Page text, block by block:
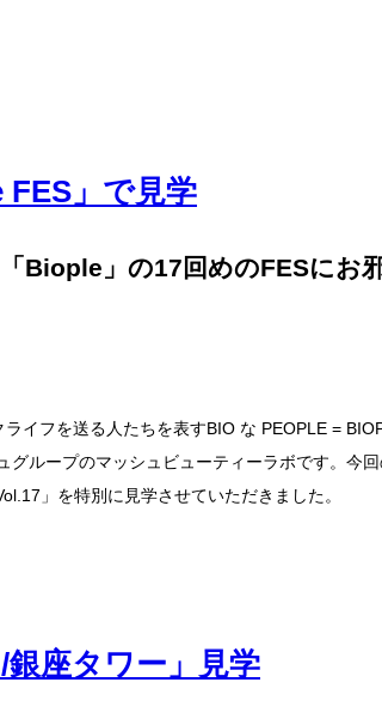
」で見学
Biople」の17回めのFESにお
イフを送る人たちを表すBIO な PEOPLE =
ループのマッシュビューティーラボです。今
」を特別に見学させていただきました。
座タワー」見学